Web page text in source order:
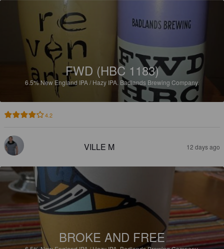
FWD (HBC 1183)
6.5%New England IPA / Hazy IPA. Badlands Brewing Company.
4.2
VILLE M 12 days ago
BROKE AND FREE